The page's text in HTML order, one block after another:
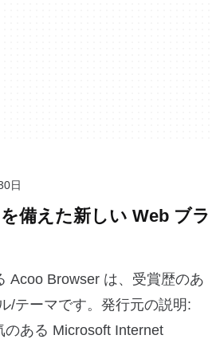
日
備えた新しい Web ブラ
Acoo Browser は、受賞歴のあ
/テーマです。発行元の説明:
ある Microsoft Internet